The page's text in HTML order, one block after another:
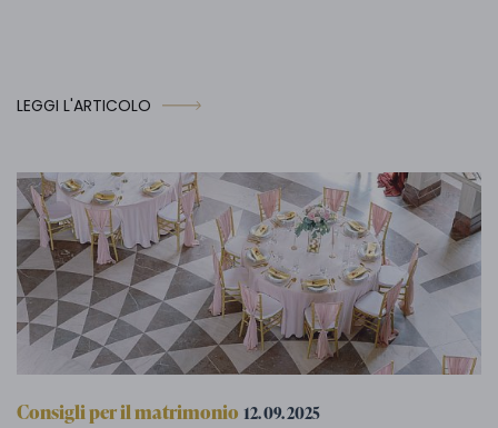
LEGGI L'ARTICOLO
Consigli per il matrimonio 12. 09. 2025